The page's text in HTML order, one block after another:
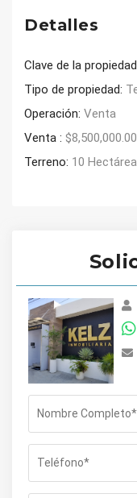
Detalles
Clave de la
Tipo de propiedad:
Operación: Venta
Venta : $8,500,000.00
Terreno: 10